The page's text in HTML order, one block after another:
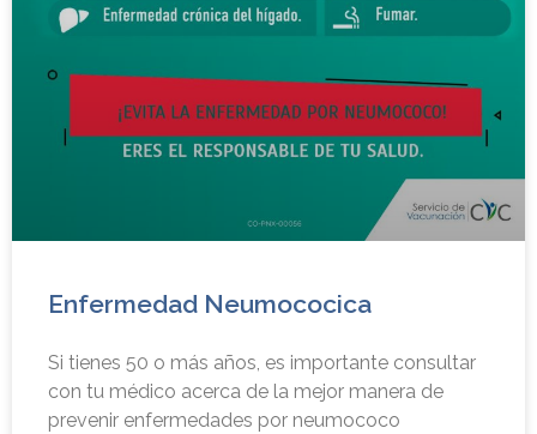
Enfermedad Neumococica
Si tienes 50 o más años, es importante consultar
con tu médico acerca de la mejor manera de
prevenir enfermedades por neumococo